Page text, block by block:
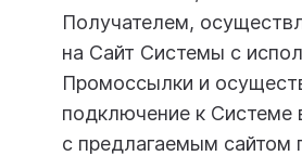
Получателем,
на Сайт Системы с
Промоссылки и
подключение к Системе
с предлагаемым сайтом